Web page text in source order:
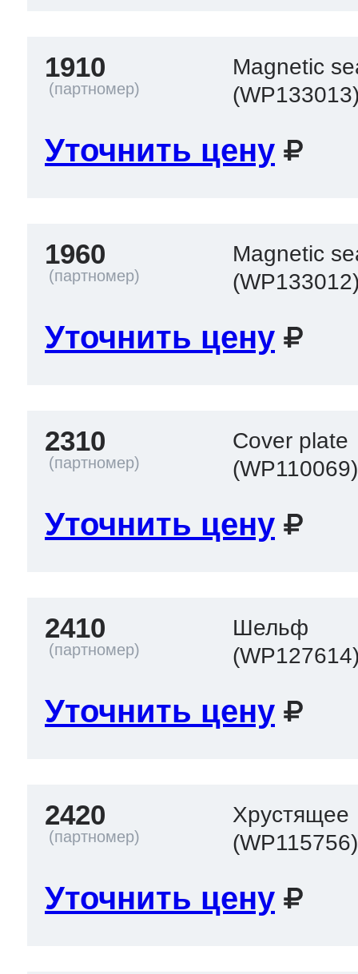
1910
Magnetic
Уточнить цену
1960
Magnetic
Уточнить цену
2310
Cover plate
(WP110069)
Уточнить цену
2410
Шельф
Уточнить цену
2420
Хрустящее
(WP115756)
Уточнить цену